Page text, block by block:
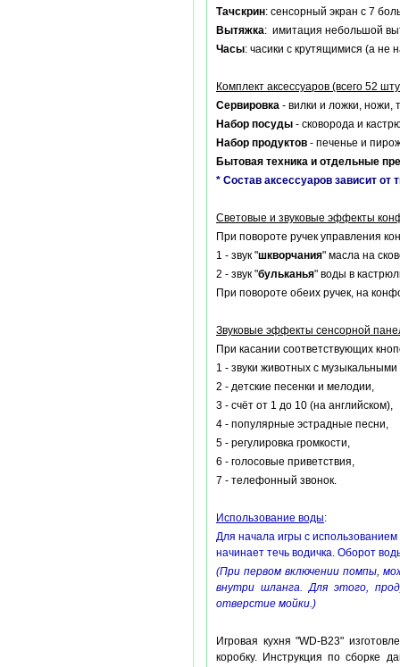
Тачскрин: сенсорный экран с 7
Вытяжка: имитация небольшой
Часы: часики с крутящимися (а
Комплект аксессуаров (всего 52
Сервировка - вилки и ложки, ножи,
Набор посуды - сковорода и
Набор продуктов - печенье и
Бытовая техника и отдельные
* Состав аксессуаров зависит от
Световые и звуковые эффекты
При повороте ручек управления
1 - звук "шкворчания" масла на
2 - звук "бульканья" воды в
При повороте обеих ручек, на
Звуковые эффекты сенсорной
При касании соответствующих
1 - звуки животных с музыкальными
2 - детские песенки и мелодии,
3 - счёт от 1 до 10 (на английском),
4 - популярные эстрадные песни,
5 - регулировка громкости,
6 - голосовые приветствия,
7 - телефонный звонок.
Использование воды:
Для начала игры с
начинает течь водичка. Оборот
(При первом включении помпы,
внутри шланга. Для этого,
отверстие мойки.)
Игровая кухня "WD-В23"
коробку. Инструкция по сборке